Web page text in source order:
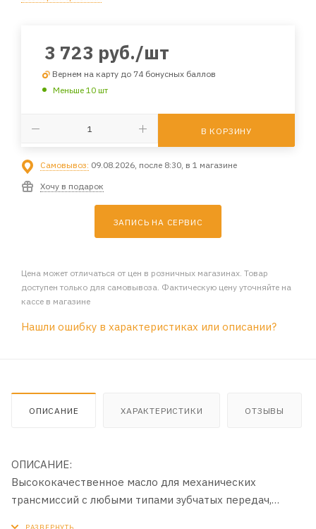
3 723 руб./шт
Вернем на карту до 74 бонусных баллов
Меньше 10 шт
В КОРЗИНУ
Самовывоз: 09.08.2026, после 8:30, в 1 магазине
Хочу в подарок
ЗАПИСЬ НА СЕРВИС
Цена может отличаться от цен в розничных магазинах. Товар
доступен только для самовывоза. Фактическую цену уточняйте на
кассе в магазине
Нашли ошибку в характеристиках или описании?
ОПИСАНИЕ ХАРАКТЕРИСТИКИ ОТЗЫВЫ
ОПИСАНИЕ:
Высококачественное масло для механических
трансмиссий с любыми типами зубчатых передач,